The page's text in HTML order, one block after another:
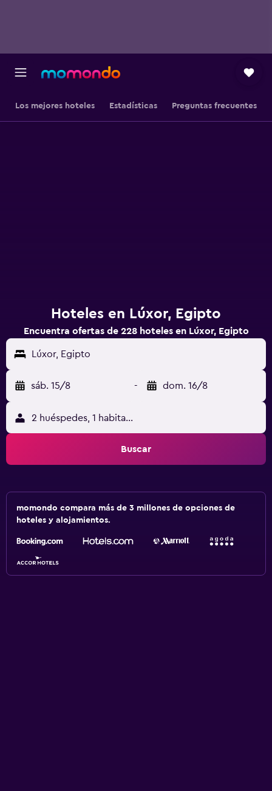
Los mejores hoteles Estadísticas Preguntas frecuentes
Hoteles en Lúxor, Egipto
Encuentra ofertas de 228 hoteles en Lúxor, Egipto
Lúxor, Egipto
sáb. 15/8 - dom. 16/8
2 huéspedes, 1 habitación
Buscar
momondo compara más de 3 millones de opciones de
hoteles y alojamientos.